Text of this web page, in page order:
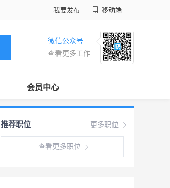
我要发布 移动端
微信公众号
查看更多工作
会员中心
更多职位
推荐职位
查看更多职位